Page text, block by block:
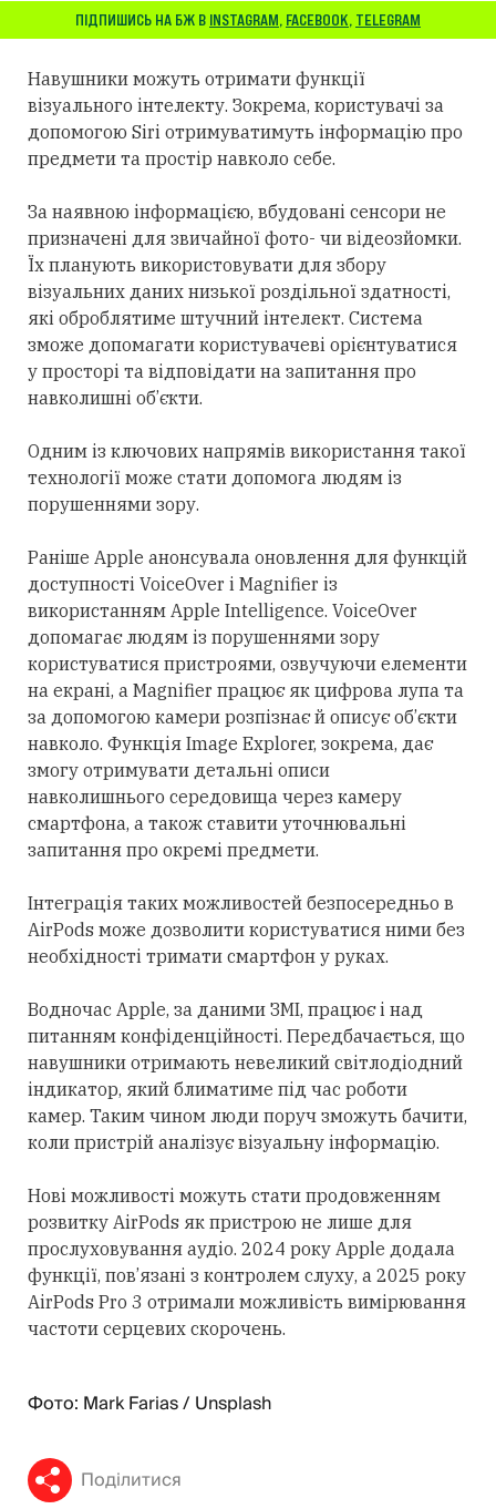
ПІДПИШИСЬ НА БЖ В INSTAGRAM, FACEBOOK, TELEGRAM
Навушники можуть отримати функції
візуального інтелекту. Зокрема, користувачі за
допомогою Siri отримуватимуть інформацію про
предмети та простір навколо себе.
За наявною інформацією, вбудовані сенсори не
призначені для звичайної фото- чи відеозйомки.
Їх планують використовувати для збору
візуальних даних низької роздільної здатності,
які оброблятиме штучний інтелект. Система
зможе допомагати користувачеві орієнтуватися
у просторі та відповідати на запитання про
навколишні об’єкти.
Одним із ключових напрямів використання такої
технології може стати допомога людям із
порушеннями зору.
Раніше Apple анонсувала оновлення для функцій
доступності VoiceOver і Magnifier із
використанням Apple Intelligence. VoiceOver
допомагає людям із порушеннями зору
користуватися пристроями, озвучуючи елементи
на екрані, а Magnifier працює як цифрова лупа та
за допомогою камери розпізнає й описує об’єкти
навколо. Функція Image Explorer, зокрема, дає
змогу отримувати детальні описи
навколишнього середовища через камеру
смартфона, а також ставити уточнювальні
запитання про окремі предмети.
Інтеграція таких можливостей безпосередньо в
AirPods може дозволити користуватися ними без
необхідності тримати смартфон у руках.
Водночас Apple, за даними ЗМІ, працює і над
питанням конфіденційності. Передбачається, що
навушники отримають невеликий світлодіодний
індикатор, який блиматиме під час роботи
камер. Таким чином люди поруч зможуть бачити,
коли пристрій аналізує візуальну інформацію.
Нові можливості можуть стати продовженням
розвитку AirPods як пристрою не лише для
прослуховування аудіо. 2024 року Apple додала
функції, пов’язані з контролем слуху, а 2025 року
AirPods Pro 3 отримали можливість вимірювання
частоти серцевих скорочень.
Фото: Mark Farias / Unsplash
Поділитися